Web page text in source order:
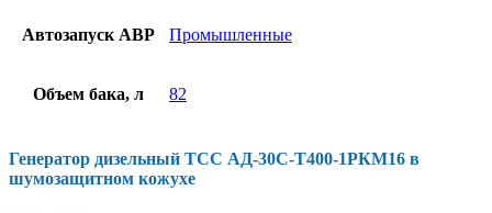
Автозапуск АВР Промышленные
Объем бака, л 82
Генератор дизельный ТСС АД-30С-Т400-1РКМ16 в
шумозащитном кожухе